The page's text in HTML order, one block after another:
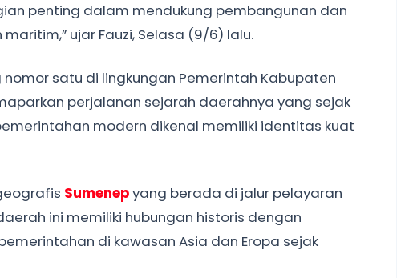
penting dalam mendukung pembangunan dan
ujar Fauzi, Selasa (9/6) lalu.
satu di lingkungan Pemerintah Kabupaten
perjalanan sejarah daerahnya yang sejak
modern dikenal memiliki identitas kuat
Sumenepyang berada di jalur pelayaran
ini memiliki hubungan historis dengan
di kawasan Asia dan Eropa sejak